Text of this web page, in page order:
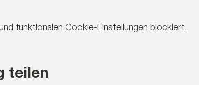
funktionalen Cookie-Einstellungen blockiert.
teilen